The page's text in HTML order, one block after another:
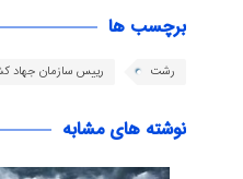
برچسب ها
رشت رییس سازمان جهاد
نوشته های مشابه